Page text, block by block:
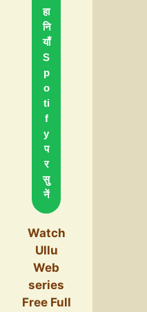
हा
नि
याँ
S
p
o
ti
f
y
प
र
सु
नें
Watch
Ullu
Web
series
Free Full